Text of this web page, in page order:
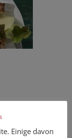
Einige davon